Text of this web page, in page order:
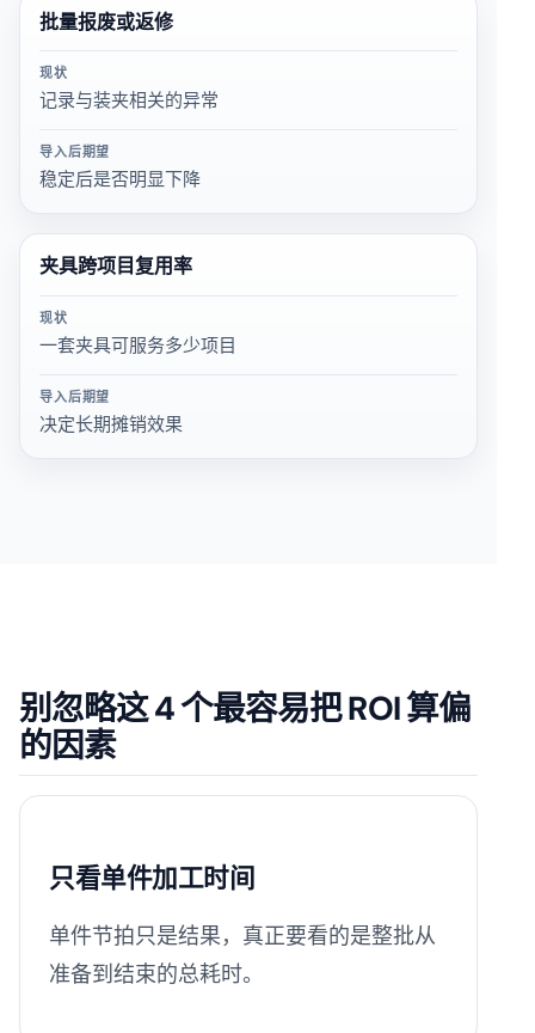
批量报废或返修
现状
记录与装夹相关的异常
导入后期望
稳定后是否明显下降
夹具跨项目复用率
现状
一套夹具可服务多少项目
导入后期望
决定长期摊销效果
别忽略这 4 个最容易把 ROI 算偏
的因素
只看单件加工时间
单件节拍只是结果，真正要看的是整批从
准备到结束的总耗时。